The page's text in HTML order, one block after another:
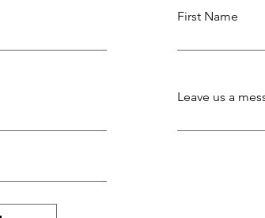
First Name
Leave us a